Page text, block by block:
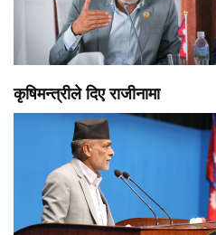
कृषिमन्त्रीले दिए राजीनामा